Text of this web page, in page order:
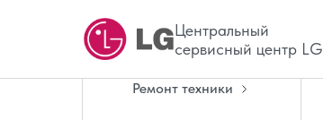
Центральный
сервисный центр LG
Ремонт техники